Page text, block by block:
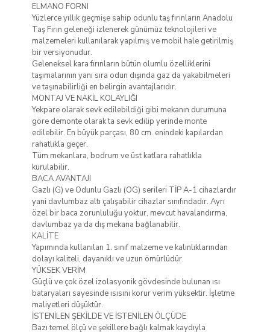
ELMANO FORNI
Yüzlerce yıllık geçmişe sahip odunlu taş fırınların Anadolu
Taş Fırın geleneği izlenerek günümüz teknolojileri ve
malzemeleri kullanılarak yapılmış ve mobil hale getirilmiş
bir versiyonudur.
Geleneksel kara fırınların bütün olumlu özelliklerini
taşımalarının yanı sıra odun dışında gaz da yakabilmeleri
ve taşınabilirliği en belirgin avantajlarıdır.
MONTAJ VE NAKİL KOLAYLIĞI
Yekpare olarak sevk edilebildiği gibi mekanın durumuna
göre demonte olarak ta sevk edilip yerinde monte
edilebilir. En büyük parçası, 80 cm. enindeki kapılardan
rahatlıkla geçer.
Tüm mekanlara, bodrum ve üst katlara rahatlıkla
kurulabilir.
BACA AVANTAJI
Gazlı (G) ve Odunlu Gazlı (OG) serileri TİP A-1 cihazlardır
yani davlumbaz altı çalışabilir cihazlar sınıfındadır. Ayrı
özel bir baca zorunluluğu yoktur, mevcut havalandırma,
davlumbaz ya da dış mekana bağlanabilir.
KALİTE
Yapımında kullanılan 1. sınıf malzeme ve kalınlıklarından
dolayı kaliteli, dayanıklı ve uzun ömürlüdür.
YÜKSEK VERİM
Güçlü ve çok özel izolasyonik gövdesinde bulunan ısı
bataryaları sayesinde ısısını korur verim yüksektir. İşletme
maliyetleri düşüktür.
İSTENİLEN ŞEKİLDE VE İSTENİLEN ÖLÇÜDE
Bazı temel ölçü ve şekillere bağlı kalmak kaydıyla